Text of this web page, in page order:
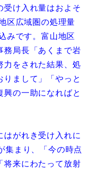
受け入れ量はおよそ
区広域圏の処理量
みです。富山地区
務局長「あくまで岩
力をされた結果、処
まして」「やっと
の一助になればと
がれき受け入れに
集まり、「今の時点
将来にわたって放射